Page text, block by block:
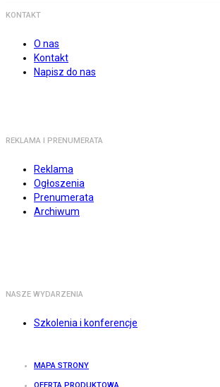
KONTAKT
O nas
Kontakt
Napisz do nas
REKLAMA I PRENUMERATA
Reklama
Ogłoszenia
Prenumerata
Archiwum
NASZE WYDARZENIA
Szkolenia i konferencje
MAPA STRONY